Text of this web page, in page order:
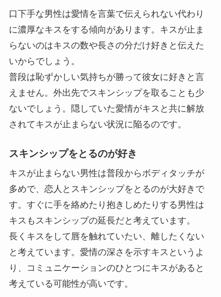
口下手な男性は愛情を言葉で伝えられない代わり
に濃厚なキスをする傾向があります。キスが止ま
らないのはキスの数や長さの分だけ好き と伝えた
いからでしょう。
普段は恥ずかしい気持ちが勝って彼女に好きと言
えません。外出先でスキンシップを取ることも少
ないでしょう。隠していた愛情がキスと共に解放
されてキスが止まらない状況に陥るのです。
スキンシップをとるのが好き
キスが止まらない男性は普段からボディタッチが
多めで、恋人とスキンシップをとるのが大好きで
す。すぐに手を絡めたり抱きしめたりする男性は
キスもスキンシップの延長だと考えています。
長くキスをして唇を触れていたい、離したくない
と考えています。愛情の深さを示すキスというよ
り、
コミュニケーションのひとつにキスがある と
考えている可能性が高いです。